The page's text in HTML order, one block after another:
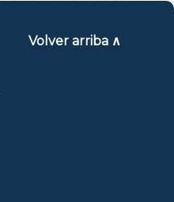
Volver arriba ∧